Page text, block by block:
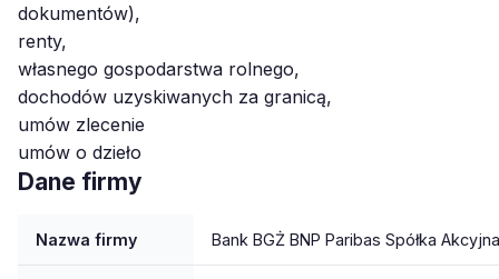
dokumentów),
renty,
własnego gospodarstwa rolnego,
dochodów uzyskiwanych za granicą,
umów zlecenie
umów o dzieło
Dane firmy
Nazwa firmy Bank BGŻ BNP Paribas Spółka Akcyjna